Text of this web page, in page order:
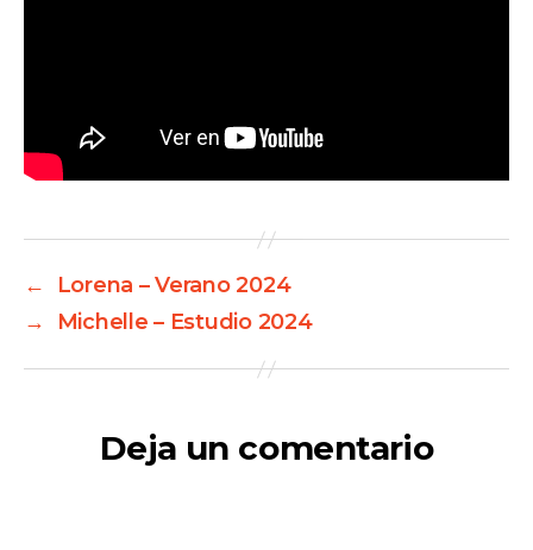
←
Lorena – Verano 2024
→
Michelle – Estudio 2024
Deja un comentario